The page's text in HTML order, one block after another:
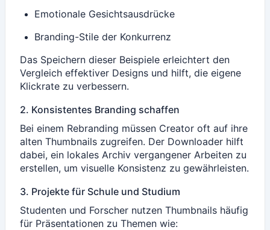
Emotionale Gesichtsausdrücke
Branding-Stile der Konkurrenz
Das Speichern dieser Beispiele erleichtert den
Vergleich effektiver Designs und hilft, die eigene
Klickrate zu verbessern.
2. Konsistentes Branding schaffen
Bei einem Rebranding müssen Creator oft auf ihre
alten Thumbnails zugreifen. Der Downloader hilft
dabei, ein lokales Archiv vergangener Arbeiten zu
erstellen, um visuelle Konsistenz zu gewährleisten.
3. Projekte für Schule und Studium
Studenten und Forscher nutzen Thumbnails häufig
für Präsentationen zu Themen wie: